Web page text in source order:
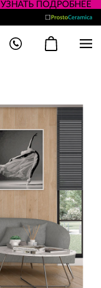
УЗНАТЬ ПОДРОБНЕЕ